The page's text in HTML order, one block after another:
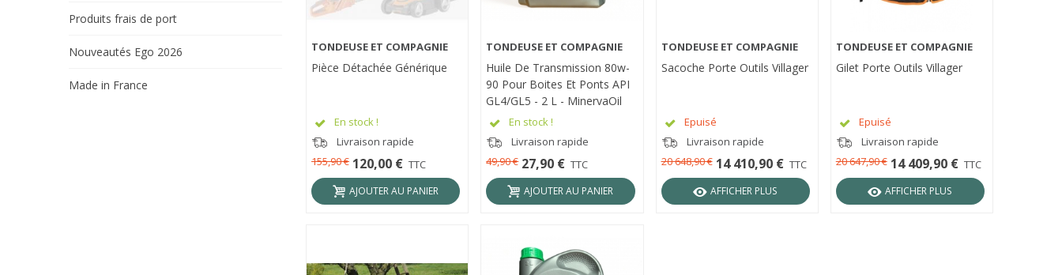
Produits frais de port
Nouveautés Ego 2026
Made in France
APERÇU RAPIDE
TONDEUSE ET COMPAGNIE
Pièce Détachée Générique
En stock !
Livraison rapide
120,00 € TTC
155,90 €
AJOUTER AU PANIER
APERÇU RAPIDE
TONDEUSE ET COMPAGNIE
Huile De Transmission 80w-
90 Pour Boites Et Ponts API
GL4/GL5 - 2 L - MinervaOil
En stock !
Livraison rapide
27,90 € TTC
49,90 €
AJOUTER AU PANIER
APERÇU RAPIDE
TONDEUSE ET COMPAGNIE
Sacoche Porte Outils Villager
Epuisé
Livraison rapide
14 410,90 € TTC
20 648,90 €
AFFICHER PLUS
APERÇU RAPIDE
TONDEUSE ET COMPAGNIE
Gilet Porte Outils Villager
Epuisé
Livraison rapide
14 409,90 € TTC
20 647,90 €
AFFICHER PLUS